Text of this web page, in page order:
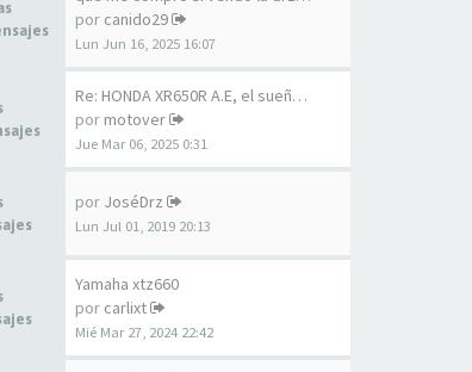
por canido29
Lun Jun 16, 2025 16:07
Re: HONDA XR650R A.E, el sueñ…
por motover
Jue Mar 06, 2025 0:31
por JoséDrz
Lun Jul 01, 2019 20:13
Yamaha xtz660
por carlixt
Mié Mar 27, 2024 22:42